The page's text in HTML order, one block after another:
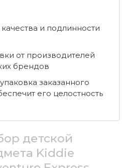
качества и подлинности
от производителей
брендов
заказанного
его целостность
детской
Kiddie